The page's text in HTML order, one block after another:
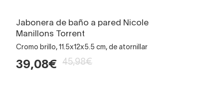
Jabonera de baño a pared Nicole
Manillons Torrent
Cromo brillo, 11.5x12x5.5 cm, de atornillar
39,08€ 45,98€